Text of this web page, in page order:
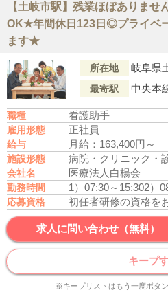
【土岐市駅】残業ほぼありませ
OK★年間休日123日◎プライベ
ます★
所在地 岐阜県
最寄駅 中央本
職種 看護助手
雇用形態 正社員
給与 月給：163,400円～
施設形態 病院・クリニック・
会社名 医療法人白楊会
勤務時間 1）07:30～15:302）
応募資格 初任者研修の資格を
求人に問い合わせ（無料）
キープ
※キープリストはもう一度ボタ